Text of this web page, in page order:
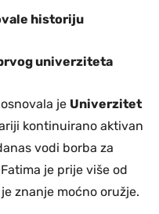
historiju
univerziteta
je Univerzitet
kontinuirano aktivan
vodi borba za
je prije više od
znanje moćno oružje.